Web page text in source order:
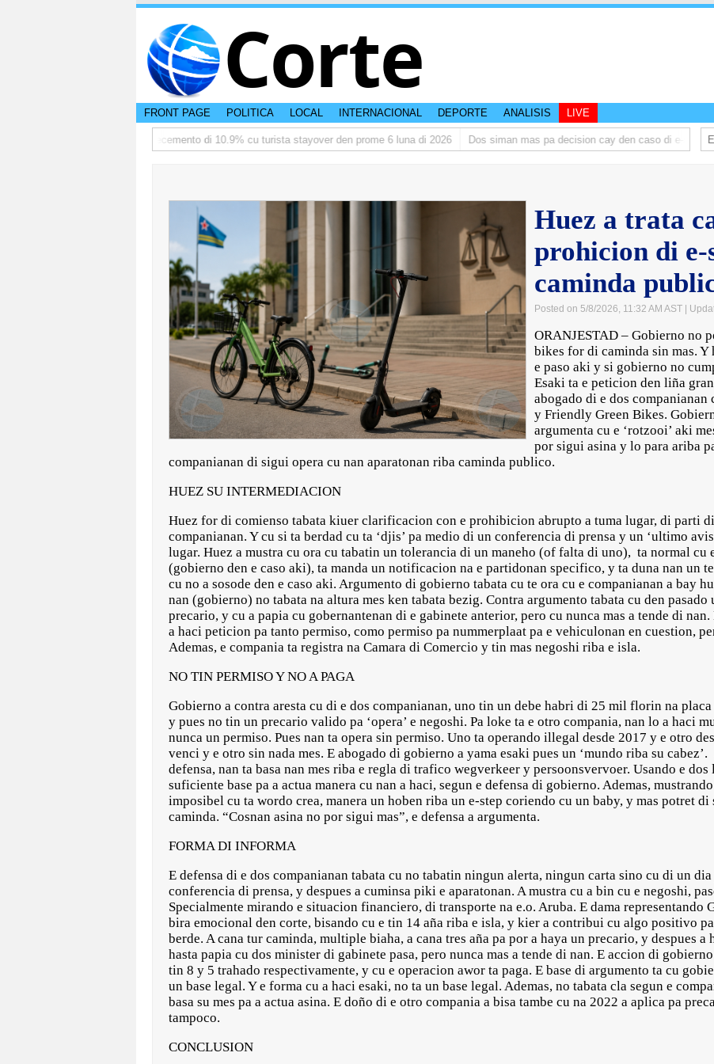
Corte
FRONT PAGE POLITICA LOCAL INTERNACIONAL DEPORTE ANALISIS LIVE
TTW:Aruba ta registra crecemento di 10.9% cu turista stayover den prome 6 luna di 2026 Dos siman mas pa decision cay den caso di e-steps
Huez a trata
prohicion di e-
caminda
Posted on 5/8/2026, 11:32 AM AST |
ORANJESTAD – Gobierno no
bikes for di caminda sin mas.
e paso aki y si gobierno no
Esaki ta e peticion den liña
abogado di e dos
y Friendly Green Bikes.
argumenta cu e ‘rotzooi’ aki
por sigui asina y lo para ariba
companianan di sigui opera cu nan aparatonan riba caminda publico.
HUEZ SU INTERMEDIACION
Huez for di comienso tabata kiuer clarificacion con e prohibicion abrupto a tuma lugar, di parti
companianan. Y cu si ta berdad cu ta ‘djis’ pa medio di un conferencia di prensa y un ‘ultimo
lugar. Huez a mustra cu ora cu tabatin un tolerancia di un maneho (of falta di uno), ta normal cu
(gobierno den e caso aki), ta manda un notificacion na e partidonan specifico, y ta duna nan un
cu no a sosode den e caso aki. Argumento di gobierno tabata cu te ora cu e companianan a bay
nan (gobierno) no tabata na altura mes ken tabata bezig. Contra argumento tabata cu den
precario, y cu a papia cu gobernantenan di e gabinete anterior, pero cu nunca mas a tende di
a haci peticion pa tanto permiso, como permiso pa nummerplaat pa e vehiculonan en cuestion,
Ademas, e compania ta registra na Camara di Comercio y tin mas negoshi riba e isla.
NO TIN PERMISO Y NO A PAGA
Gobierno a contra aresta cu di e dos companianan, uno tin un debe habri di 25 mil florin na
y pues no tin un precario valido pa ‘opera’ e negoshi. Pa loke ta e otro compania, nan lo a haci
nunca un permiso. Pues nan ta opera sin permiso. Uno ta operando illegal desde 2017 y e otro
venci y e otro sin nada mes. E abogado di gobierno a yama esaki pues un ‘mundo riba su
defensa, nan ta basa nan mes riba e regla di trafico wegverkeer y persoonsvervoer. Usando e
suficiente base pa a actua manera cu nan a haci, segun e defensa di gobierno. Ademas,
imposibel cu ta wordo crea, manera un hoben riba un e-step coriendo cu un baby, y mas potret
caminda. “Cosnan asina no por sigui mas”, e defensa a argumenta.
FORMA DI INFORMA
E defensa di e dos companianan tabata cu no tabatin ningun alerta, ningun carta sino cu di un
conferencia di prensa, y despues a cuminsa piki e aparatonan. A mustra cu a bin cu e negoshi,
Specialmente mirando e situacion financiero, di transporte na e.o. Aruba. E dama representando
bira emocional den corte, bisando cu e tin 14 aña riba e isla, y kier a contribui cu algo positivo
berde. A cana tur caminda, multiple biaha, a cana tres aña pa por a haya un precario, y despues a
hasta papia cu dos minister di gabinete pasa, pero nunca mas a tende di nan. E accion di
tin 8 y 5 trahado respectivamente, y cu e operacion awor ta paga. E base di argumento ta cu
un base legal. Y e forma cu a haci esaki, no ta un base legal. Ademas, no tabata cla segun e
basa su mes pa a actua asina. E doño di e otro compania a bisa tambe cu na 2022 a aplica pa
tampoco.
CONCLUSION